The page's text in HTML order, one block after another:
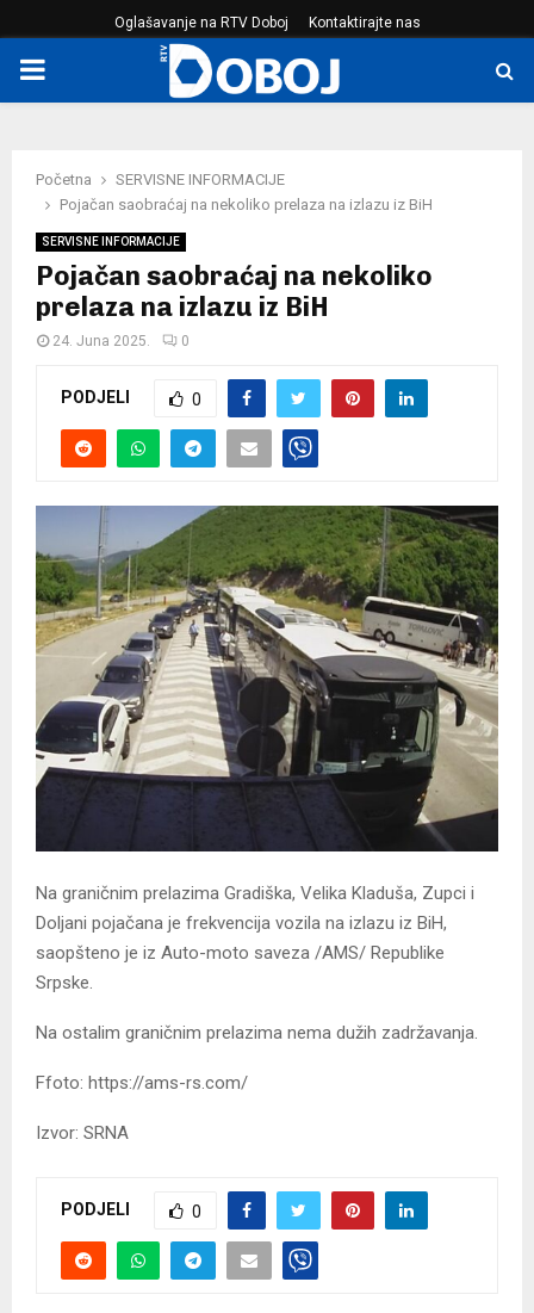
Oglašavanje na RTV Doboj Kontaktirajte nas
PRIMARY
Početna
SERVISNE INFORMACIJE
Pojačan saobraćaj na nekoliko prelaza na izlazu iz BiH
SERVISNE INFORMACIJE
Pojačan saobraćaj na nekoliko
prelaza na izlazu iz BiH
24. Juna 2025. 0
PODJELI 0
Na graničnim prelazima Gradiška, Velika Kladuša, Zupci i
Doljani pojačana je frekvencija vozila na izlazu iz BiH,
saopšteno je iz Auto-moto saveza /AMS/ Republike
Srpske.
Na ostalim graničnim prelazima nema dužih zadržavanja.
Ffoto: https://ams-rs.com/
Izvor: SRNA
PODJELI 0